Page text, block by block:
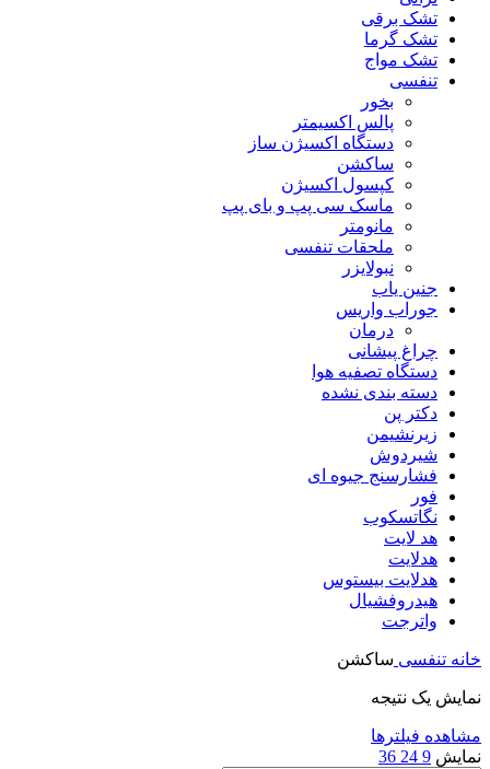
تشک برقی
تشک گرما
تشک مواج
تنفسی
بخور
پالس اکسیمتر
دستگاه اکسیژن ساز
ساکشن
کپسول اکسیژن
ماسک سی پپ و بای پپ
مانومتر
ملحقات تنفسی
نبولایزر
جنین یاب
جوراب واریس
درمان
چراغ پیشانی
دستگاه تصفیه هوا
دسته بندی نشده
دکتر پن
زیرنشیمن
شیردوش
فشارسنج جیوه ای
فور
نگاتسکوب
هد لایت
هدلایت
هدلایت بیستوس
هیدروفشیال
واترجت
خانه تنفسی ساکشن
نمایش یک نتیجه
مشاهده فیلترها
نمایش 9
24
36